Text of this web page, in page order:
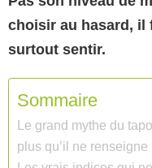
choisir au hasard, il
surtout sentir.
Sommaire
Le grand mythe du
plus qu’il ne renseigne